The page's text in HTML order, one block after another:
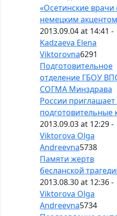
«Осетинские врачи
немецким
2013.09.04 at 14:41 -
Kadzaeva Elena
Viktorovna6291
Подготовительное
отделение ГБОУ
СОГМА Минздрава
России приглашает
подготовительные
2013.09.03 at 12:29 -
Viktorova Olga
Andreevna5738
Памяти жертв
бесланской
2013.08.30 at 12:36 -
Viktorova Olga
Andreevna5734